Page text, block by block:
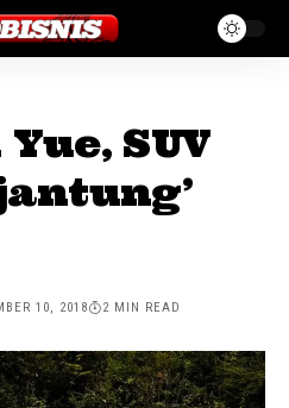
SUV
10, 2018 2 MIN READ